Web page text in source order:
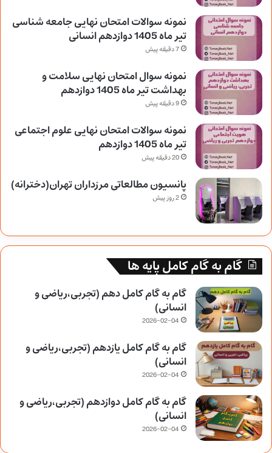
نمونه سوالات امتحان نهایی جامعه شناسی
تیر ماه 1405 دوازدهم انسانی
7 دقیقه پیش
نمونه سوال امتحان نهایی سلامت و
بهداشت تیر ماه 1405 دوازدهم
9 دقیقه پیش
نمونه سوالات امتحان نهایی علوم اجتماعی
تیر ماه 1405 دوازدهم
20 دقیقه پیش
پانسیون مطالعاتی مرزداران تهران(دخترانه)
2 روز پیش
گام به گام کامل پایه ها
گام به گام کامل دهم (تجربی،ریاضی و
انسانی)
2026-02-04
گام به گام کامل یازدهم (تجربی،ریاضی و
انسانی)
2026-02-04
گام به گام کامل دوازدهم (تجربی،ریاضی و
انسانی)
2026-02-04